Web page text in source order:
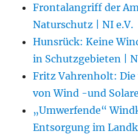
Frontalangriff der
Naturschutz | NI e.V.
Hunsrück: Keine
in Schutzgebieten |
Fritz Vahrenholt:
von Wind -und
„Umwerfende“
Entsorgung im